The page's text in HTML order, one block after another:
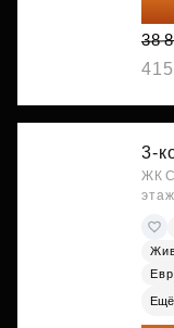
31
38
3-
ЖК
Ещё